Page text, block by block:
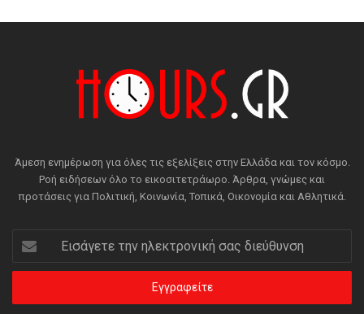
Άμεση ενημέρωση για όλες τις εξελίξεις στην Ελλάδα και τον κόσμο.
Ροή ειδήσεων όλο το εικοσιτετράωρο. Άρθρα, γνώμες και
προτάσεις για Πολιτική, Κοινωνία, Τοπικά, Οικονομία και Αθλητικά.
Εισάγετε
την
ηλεκτρονική
διεύθυνση